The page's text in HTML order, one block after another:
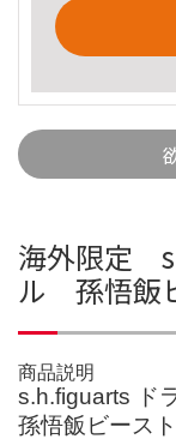
海外限定
ル 孫悟飯
商品説明
s.h.figuarts ド
孫悟飯ビース